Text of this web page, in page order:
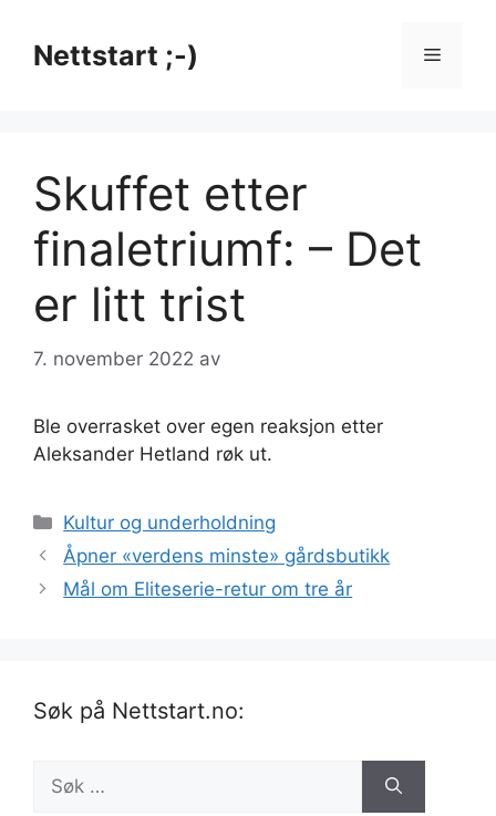
innholdNettstart ;-) Meny
Skuffet etter
finaletriumf: – Det
er litt trist
7. november 2022 av
Ble overrasket over egen reaksjon etter
Aleksander Hetland røk ut.
Kategorier
Kultur og underholdning
Åpner «verdens minste» gårdsbutikk
Mål om Eliteserie-retur om tre år
Søk på Nettstart.no:
etter: